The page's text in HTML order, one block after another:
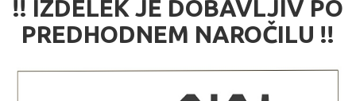
!! IZDELEK JE DOBAVLJIV PO
PREDHODNEM NAROČILU !!